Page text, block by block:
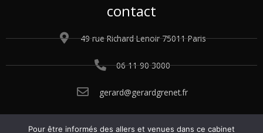
contact
49 rue Richard Lenoir 75011 Paris
06 11 90 3000
gerard@gerardgrenet.fr
© 2015 – 2025 Gérard Grenet. Tous droits
Pour être informés des allers et venues dans ce cabinet